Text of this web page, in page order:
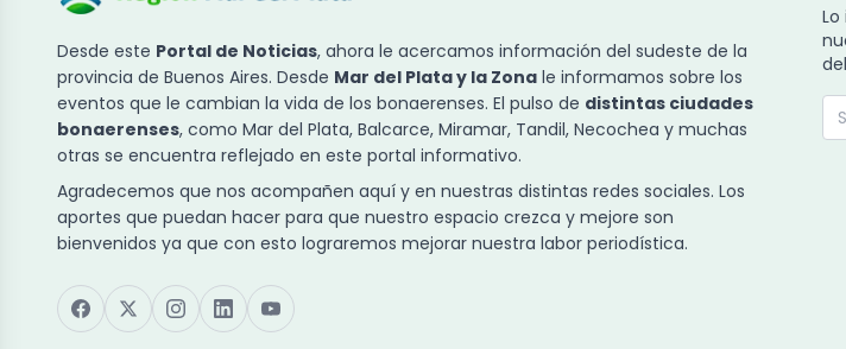
Desde este Portal de Noticias, ahora le acercamos información del sudeste de la
provincia de Buenos Aires. Desde Mar del Plata y la Zona le informamos sobre los
eventos que le cambian la vida de los bonaerenses. El pulso de distintas ciudades
bonaerenses, como Mar del Plata, Balcarce, Miramar, Tandil, Necochea y muchas
otras se encuentra reflejado en este portal informativo.
Agradecemos que nos acompañen aquí y en nuestras distintas redes sociales. Los
aportes que puedan hacer para que nuestro espacio crezca y mejore son
bienvenidos ya que con esto lograremos mejorar nuestra labor periodística.